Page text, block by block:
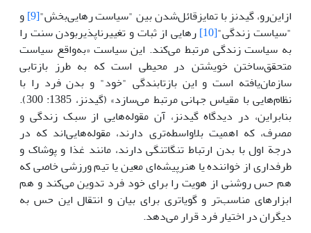
ازاین‌رو، گیدنز با تمایزقائل‌شدن بین "سیاست رهایی‌بخش"[9] و
"سیاست زندگی"[10]
رهایی از ثبات و تغییرناپذیربودن سنت را
به سیاست زندگی مرتبط می‌کند. این سیاست «به‌واقع سیاست
متحقق‌ساختن خویشتن در محیطی است که به طرز بازتابی
سازمان‌یافته است و این بازتابندگی "خود" و بدن فرد را با
نظام‌هایی با مقیاس جهانی مرتبط می‌سازد» (گیدنز، 1385: 300).
بنابراین، در دیدگاه گیدنز، آن مقوله‌هایی از سبک زندگی و
مصرف، که اهمیت بلاواسطه‌تری دارند، مقوله‌هایی‌اند که در
درجة‌ اول با بدن ارتباط تنگاتنگی دارند، مانند غذا و پوشاک و
طرفداری از خواننده یا هنرپیشه‌ای معین یا تیم ورزشی خاصی که
هم حس روشنی از هویت را برای خود فرد تدوین می‌کند و هم
ابزارهای مناسب‌تر و گویا‌تری برای بیان و انتقال این حس به
دیگران در اختیار فرد قرار می‌دهد.